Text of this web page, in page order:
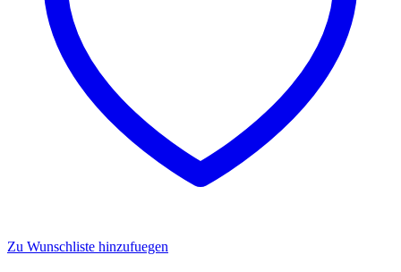
Zu Wunschliste hinzufuegen